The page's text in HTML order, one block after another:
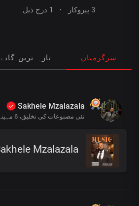
3 پیروکار
· 1 درج ذیل
سرگرمیاں تازہ ترین گانے
Sakhele Mzalazala
نئی مصنوعات کی تخلیق، 6 مہینے پہلے